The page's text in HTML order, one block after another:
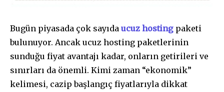
Bugün piyasada çok sayıda ucuz hosting paketi
bulunuyor. Ancak ucuz hosting paketlerinin
sunduğu fiyat avantajı kadar, onların getirileri ve
sınırları da önemli. Kimi zaman “ekonomik”
kelimesi, cazip başlangıç fiyatlarıyla dikkat